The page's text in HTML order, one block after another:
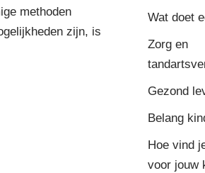
methoden
zijn, is
Wat doet
Zorg en
Gezond
Belang
Hoe vind
voor jouw